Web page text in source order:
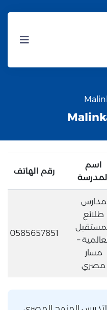
اسم
رقم الهاتف
مدارس
طلائع
–
مسار
مصري
0585657851